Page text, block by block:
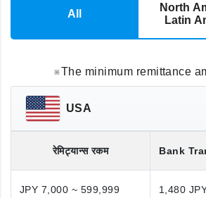
All
North
Latin
※The minimum remittance
USA
रेमिट्यान्स रकम Bank
JPY 7,000 ~ 599,999 1,480